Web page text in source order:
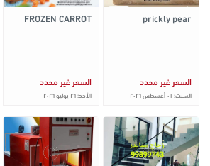
prickly pear
السعر غير محدد
السبت: ٠١ أغسطس ٢٠٢٦
FROZEN CARROT
السعر غير محدد
الأحد: ٢٦ يوليو ٢٠٢٦